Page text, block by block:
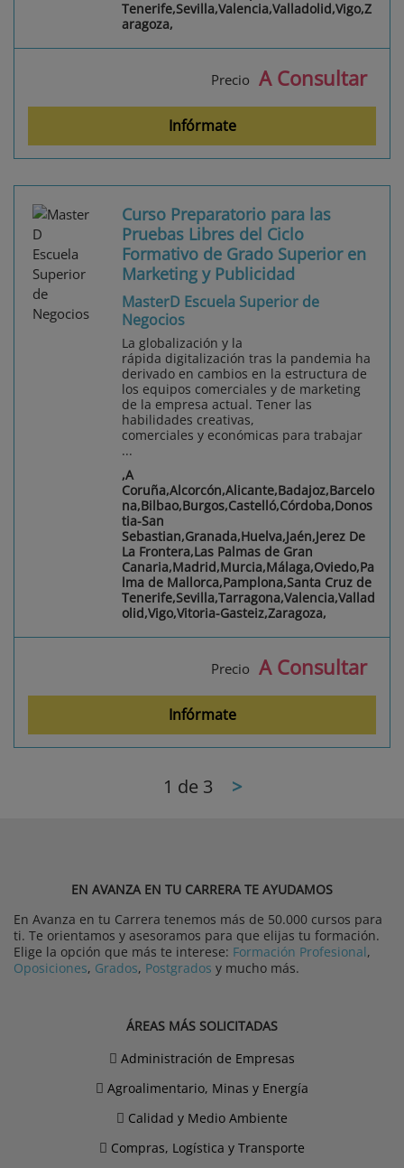
Tenerife,Sevilla,Valencia,Valladolid,Vigo,Z
aragoza,
Precio A Consultar
Infórmate
Curso Preparatorio para las
Pruebas Libres del Ciclo
Formativo de Grado Superior en
Marketing y Publicidad
MasterD Escuela Superior de
Negocios
La globalización y la
rápida digitalización tras la pandemia ha
derivado en cambios en la estructura de
los equipos comerciales y de marketing
de la empresa actual. Tener las
habilidades creativas,
comerciales y económicas para trabajar
...
,A
Coruña,Alcorcón,Alicante,Badajoz,Barcelo
na,Bilbao,Burgos,Castelló,Córdoba,Donos
tia-San
Sebastian,Granada,Huelva,Jaén,Jerez De
La Frontera,Las Palmas de Gran
Canaria,Madrid,Murcia,Málaga,Oviedo,Pa
lma de Mallorca,Pamplona,Santa Cruz de
Tenerife,Sevilla,Tarragona,Valencia,Vallad
olid,Vigo,Vitoria-Gasteiz,Zaragoza,
Precio A Consultar
Infórmate
1 de 3 >
EN AVANZA EN TU CARRERA TE AYUDAMOS
En Avanza en tu Carrera tenemos más de 50.000 cursos para
ti. Te orientamos y asesoramos para que elijas tu formación.
Elige la opción que más te interese: Formación Profesional,
Oposiciones, Grados, Postgrados y mucho más.
ÁREAS MÁS SOLICITADAS
Administración de Empresas
Agroalimentario, Minas y Energía
Calidad y Medio Ambiente
Compras, Logística y Transporte